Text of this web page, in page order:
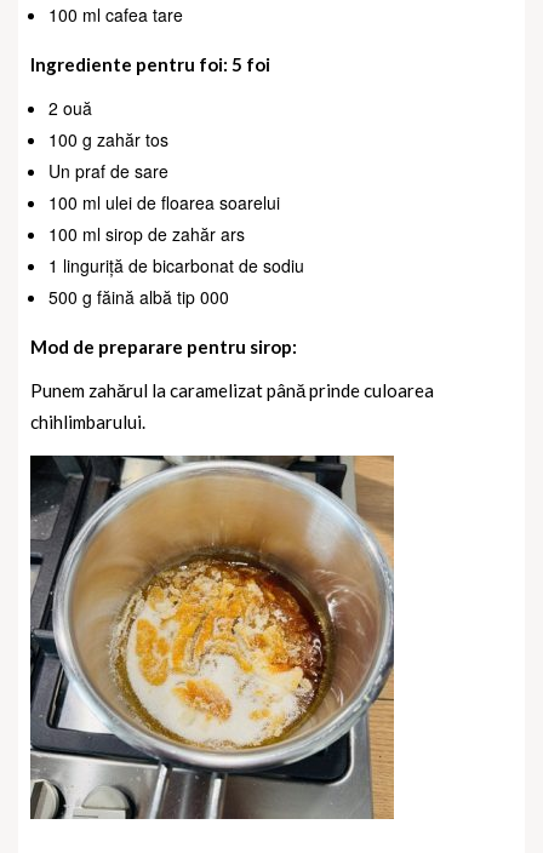
100 ml cafea tare
Ingrediente pentru foi: 5 foi
2 ouă
100 g zahăr tos
Un praf de sare
100 ml ulei de floarea soarelui
100 ml sirop de zahăr ars
1 linguriță de bicarbonat de sodiu
500 g făină albă tip 000
Mod de preparare pentru sirop:
Punem zahărul la caramelizat până prinde culoarea
chihlimbarului.